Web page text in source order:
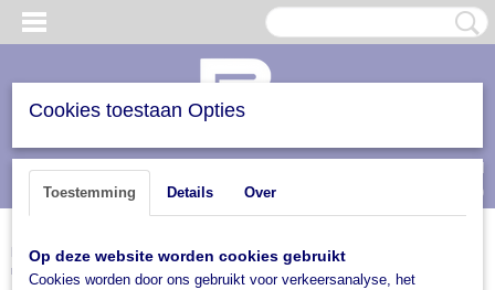
Inloggen Registreren
(0)
Home> Trailers en verhuur>Trailer accesoires >Koppelingen
hulpkoppeling voor trekhaak
Cookies toestaan Opties
Toestemming Details Over
Op deze website worden cookies gebruikt
Cookies worden door ons gebruikt voor verkeersanalyse, het